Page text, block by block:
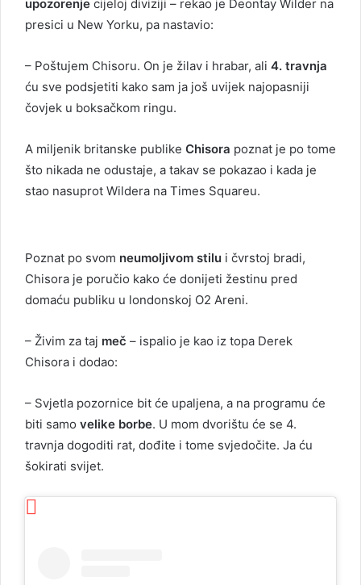
upozorenje cijeloj diviziji – rekao je Deontay Wilder na
presici u New Yorku, pa nastavio:
– Poštujem Chisoru. On je žilav i hrabar, ali 4. travnja
ću sve podsjetiti kako sam ja još uvijek najopasniji
čovjek u boksačkom ringu.
A miljenik britanske publike Chisora poznat je po tome
što nikada ne odustaje, a takav se pokazao i kada je
stao nasuprot Wildera na Times Squareu.
Poznat po svom neumoljivom stilu i čvrstoj bradi,
Chisora ​​je poručio kako će donijeti žestinu pred
domaću publiku u londonskoj O2 Areni.
– Živim za taj meč – ispalio je kao iz topa Derek
Chisora i dodao:
– Svjetla pozornice bit će upaljena, a na programu će
biti samo velike borbe. U mom dvorištu će se 4.
travnja dogoditi rat, dođite i tome svjedočite. Ja ću
šokirati svijet.